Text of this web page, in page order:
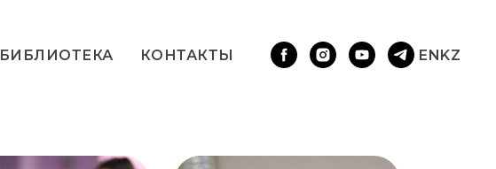
БИБЛИОТЕКА КОНТАКТЫ ENKZ